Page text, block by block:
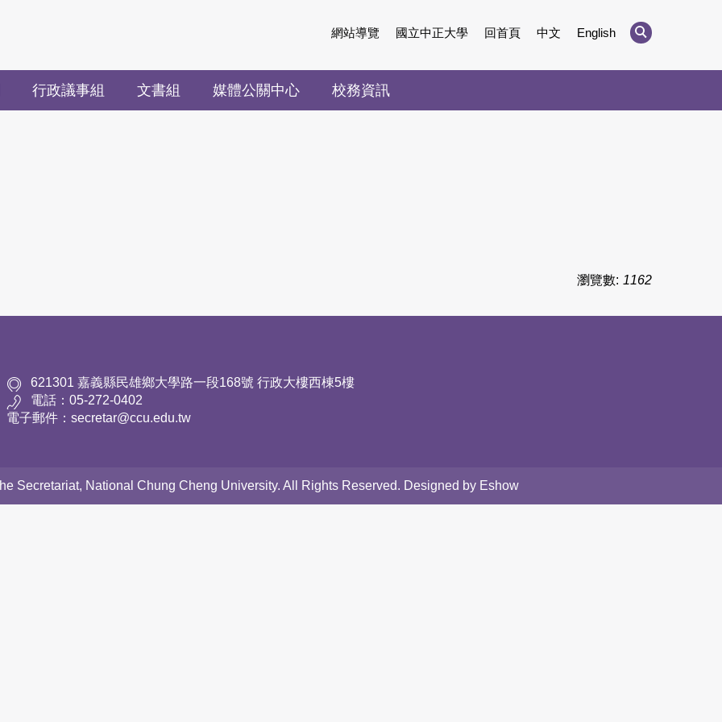
網站導覽 國立中正大學 回首頁 中文 English
行政議事組 文書組 媒體公關中心 校務資訊
瀏覽數: 1162
621301 嘉義縣民雄鄉大學路一段168號 行政大樓西棟5樓
電話：05-272-0402
電子郵件：secretar@ccu.edu.tw
Secretariat, National Chung Cheng University. All Rights Reserved. Designed by Eshow